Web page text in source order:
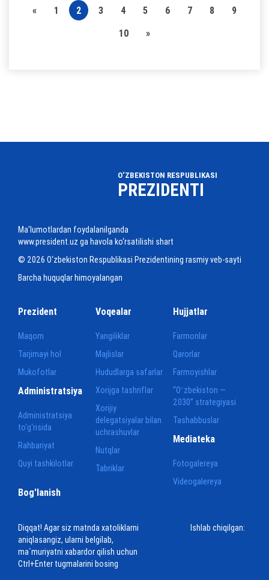
« 1 2 3 4 5 6 7 8
9
10
»
O‘ZBEKISTON RESPUBLIKASI
PREZIDENTI
Ma'lumotlardan foydalanilganda
www.president.uz ga havola ko‘rsatilishi shart
© 2026 O‘zbekiston Respublikasi Prezidentining rasmiy veb-sayti
Barcha huquqlar himoyalangan
Prezident
Maqom
Tarjimayi hol
Mukofotlar
Voqealar
Yangiliklar
Majlislar
Hududlarga safarlar
Xorijga tashriflar
Xorijiy
delegatsiyalar bilan
uchrashuvlar
Nutqlar
Tabriklar
Hujjatlar
Farmonlar
Qarorlar
Farmoyishlar
“Oʻzbekiston —
2030” strategiyasi
Tashabbuslar
Administratsiya
Administratsiya
to‘g‘risida
Rahbariyat
Quyi tashkilotlar
Mediateka
Fotogalereya
Videogalereya
Bog'lanish
Diqqat! Agar siz matnda xatoliklarni
aniqlasangiz, ularni belgilab,
ma`muriyatni xabardor qilish uchun
Ctrl+Enter tugmalarini bosing
Ishlab chiqilgan: